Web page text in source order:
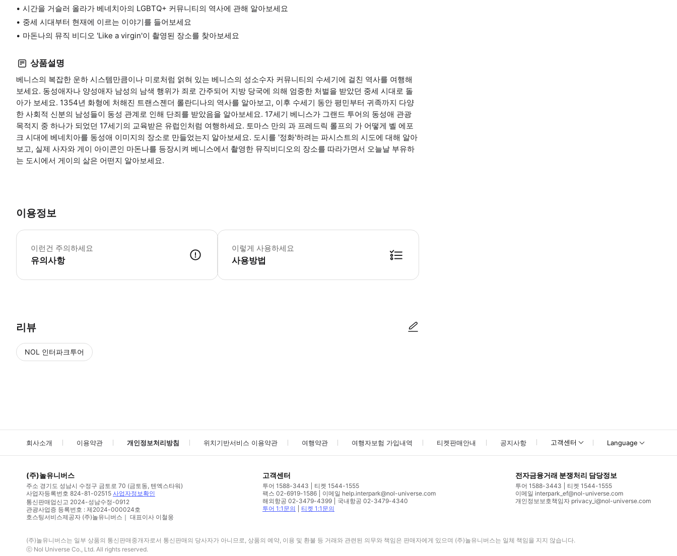
시간을 거슬러 올라가 베네치아의 LGBTQ+ 커뮤니티의 역사에 관해 알아보세요
중세 시대부터 현재에 이르는 이야기를 들어보세요
마돈나의 뮤직 비디오 'Like a virgin'이 촬영된 장소를 찾아보세요
상품설명
베니스의 복잡한 운하 시스템만큼이나 미로처럼 얽혀 있는 베니스의 성소수자 커뮤니티의 수세기에 걸친 역사를 여행해
보세요. 동성애자나 양성애자 남성의 남색 행위가 죄로 간주되어 지방 당국에 의해 엄중한 처벌을 받았던 중세 시대로 돌
아가 보세요. 1354년 화형에 처해진 트랜스젠더 롤란디나의 역사를 알아보고, 이후 수세기 동안 평민부터 귀족까지 다양
한 사회적 신분의 남성들이 동성 관계로 인해 단죄를 받았음을 알아보세요. 17세기 베니스가 그랜드 투어의 동성애 관광
목적지 중 하나가 되었던 17세기의 교육받은 유럽인처럼 여행하세요. 토마스 만의 과 프레드릭 롤프의 가 어떻게 벨 에포
크 시대에 베네치아를 동성애 이미지의 장소로 만들었는지 알아보세요. 도시를 '정화'하려는 파시스트의 시도에 대해 알아
보고, 실제 사자와 게이 아이콘인 마돈나를 등장시켜 베니스에서 촬영한 뮤직비디오의 장소를 따라가면서 오늘날 부유하
는 도시에서 게이의 삶은 어떤지 알아보세요.
이용정보
이런건 주의하세요
유의사항
* 소요시간 : 120분 (옵션에 따라 소요 시간이 다를 수 있으니, 예약 시 확인 부탁드립니다.)
이렇게 사용하세요
사용방법
리뷰
NOL 인터파크투어
회사소개 이용약관 개인정보처리방침 위치기반서비스 이용약관 여행약관 여행자보험 가입내역 티켓판매안내 공지사항 고객센터 Language
(주)놀유니버스
주소 경기도 성남시 수정구 금토로 70 (금토동, 텐엑스타워)
사업자등록번호 824-81-02515 사업자정보확인
통신판매업신고 2024-성남수정-0912
관광사업증 등록번호 : 제2024-000024호
호스팅서비스제공자 (주)놀유니버스｜ 대표이사 이철웅
고객센터
투어 1588-3443
티켓 1544-1555
팩스 02-6919-1586
이메일 help.interpark@nol-universe.com
해외항공 02-3479-4399
국내항공 02-3479-4340
투어 1:1문의
티켓 1:1문의
전자금융거래 분쟁처리 담당정보
투어 1588-3443
티켓 1544-1555
이메일 interpark_ef@nol-universe.com
개인정보보호책임자 privacy_i@nol-universe.com
(주)놀유니버스는 일부 상품의 통신판매중개자로서 통신판매의 당사자가 아니므로, 상품의 예약, 이용 및 환불 등 거래와 관련된 의무와 책임은 판매자에게 있으며 (주)놀유니버스는 일체 책임을 지지 않습니다.
ⓒ Nol Universe Co., Ltd. All rights reserved.